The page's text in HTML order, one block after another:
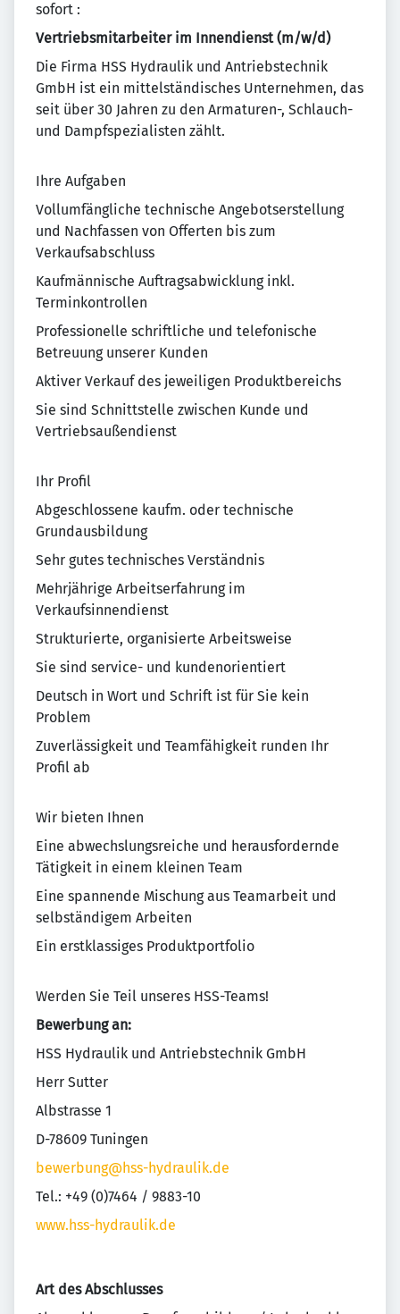
sofort :
Vertriebsmitarbeiter im Innendienst (m/w/d)
Die Firma HSS Hydraulik und Antriebstechnik
GmbH ist ein mittelständisches Unternehmen, das
seit über 30 Jahren zu den Armaturen-, Schlauch-
und Dampfspezialisten zählt.
Ihre Aufgaben
Vollumfängliche technische Angebotserstellung
und Nachfassen von Offerten bis zum
Verkaufsabschluss
Kaufmännische Auftragsabwicklung inkl.
Terminkontrollen
Professionelle schriftliche und telefonische
Betreuung unserer Kunden
Aktiver Verkauf des jeweiligen Produktbereichs
Sie sind Schnittstelle zwischen Kunde und
Vertriebsaußendienst
Ihr Profil
Abgeschlossene kaufm. oder technische
Grundausbildung
Sehr gutes technisches Verständnis
Mehrjährige Arbeitserfahrung im
Verkaufsinnendienst
Strukturierte, organisierte Arbeitsweise
Sie sind service- und kundenorientiert
Deutsch in Wort und Schrift ist für Sie kein
Problem
Zuverlässigkeit und Teamfähigkeit runden Ihr
Profil ab
Wir bieten Ihnen
Eine abwechslungsreiche und herausfordernde
Tätigkeit in einem kleinen Team
Eine spannende Mischung aus Teamarbeit und
selbständigem Arbeiten
Ein erstklassiges Produktportfolio
Werden Sie Teil unseres HSS-Teams!
Bewerbung an:
HSS Hydraulik und Antriebstechnik GmbH
Herr Sutter
Albstrasse 1
D-78609 Tuningen
bewerbung@hss-hydraulik.de
Tel.: +49 (0)7464 / 9883-10
www.hss-hydraulik.de
Art des Abschlusses